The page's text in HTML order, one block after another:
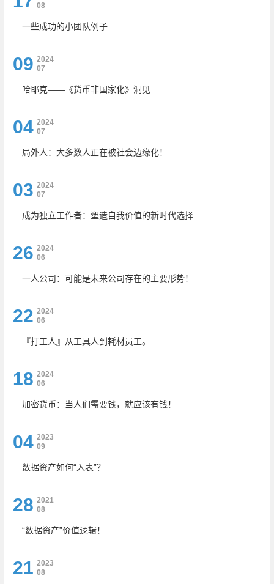
08
一些成功的小团队例子
09 2024
07
哈耶克——《货币非国家化》洞见
04 2024
07
局外人：大多数人正在被社会边缘化！
03 2024
07
成为独立工作者：塑造自我价值的新时代选择
26 2024
06
一人公司：可能是未来公司存在的主要形势！
22 2024
06
『打工人』从工具人到耗材员工。
18 2024
06
加密货币：当人们需要钱，就应该有钱！
04 2023
09
数据资产如何“入表”？
28 2021
08
“数据资产”价值逻辑！
21 2023
08